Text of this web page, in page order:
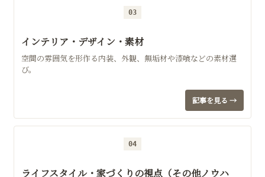
03
インテリア・デザイン・素材
空間の雰囲気を形作る内装、外観、無垢材や漆喰などの素材選
び。
記事を見る →
04
ライフスタイル・家づくりの視点（その他ノウハ